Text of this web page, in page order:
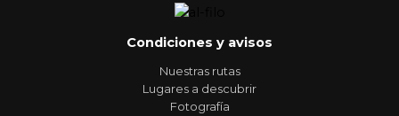
Condiciones y avisos
Nuestras rutas
Lugares a descubrir
Fotografía